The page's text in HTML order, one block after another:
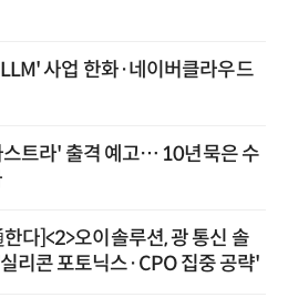
사업 한화·네이버클라우드
스트라' 출격 예고… 10년묵은 수
다]<2>오이솔루션, 광 통신 솔
리콘 포토닉스·CPO 집중 공략'